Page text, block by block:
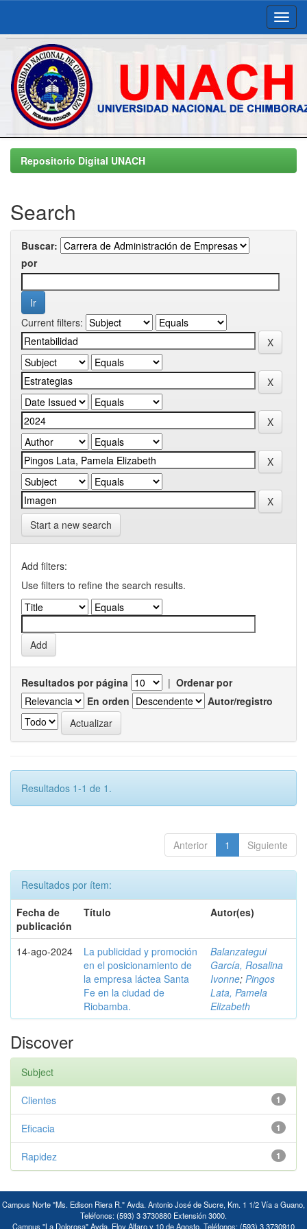
Skip
navigationRepositorio Digital UNACH
Search
Buscar:
por
Current filters:
Start a new search
Add filters:
Use filters to refine the search results.
Resultados por página | Ordenar por
En orden
Autor/registro
Resultados 1-1 de 1.
Anterior 1 Siguiente
Resultados por ítem:
Fecha de
publicación
Título Autor(es)
14-ago-2024
La publicidad y promoción
en el posicionamiento de
la empresa láctea Santa
Fe en la ciudad de
Riobamba.
Balanzategui
García, Rosalina
Ivonne; Pingos
Lata, Pamela
Elizabeth
Discover
Subject
1
Clientes
1
Eficacia
1
Rapidez
Campus Norte "Ms. Edison Riera R." Avda. Antonio José de Sucre, Km. 1 1/2 Vía a Guano,
Teléfonos: (593) 3 3730880 Extensión 3000.
Campus "La Dolorosa" Avda. Eloy Alfaro y 10 de Agosto. Teléfonos: (593) 3 3730910